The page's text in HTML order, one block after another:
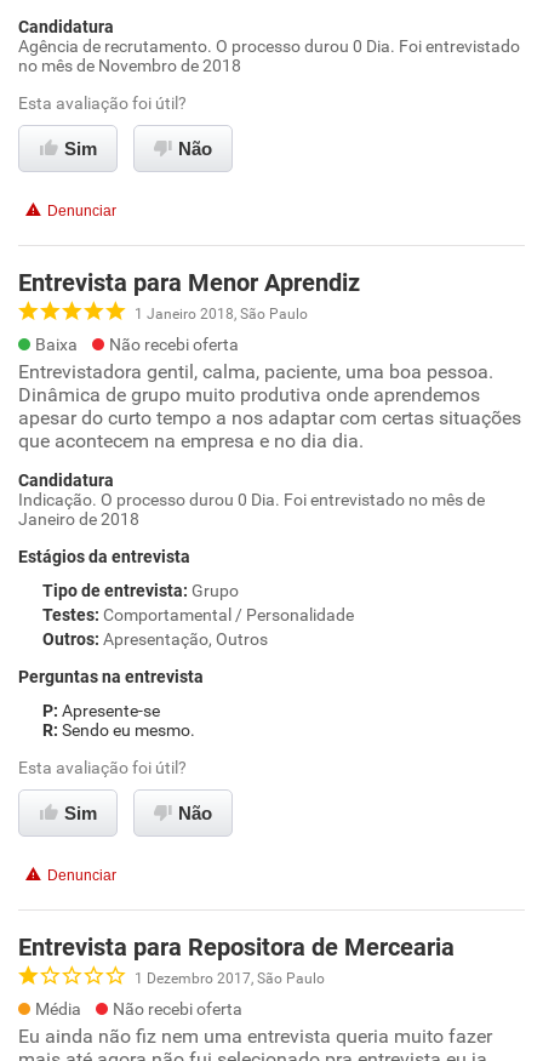
Candidatura
Agência de recrutamento. O processo durou 0 Dia. Foi entrevistado
no mês de Novembro de 2018
Esta avaliação foi útil?
Sim Não
Denunciar
Entrevista para Menor Aprendiz
1 Janeiro 2018, São Paulo
Baixa Não recebi oferta
Entrevistadora gentil, calma, paciente, uma boa pessoa.
Dinâmica de grupo muito produtiva onde aprendemos
apesar do curto tempo a nos adaptar com certas situações
que acontecem na empresa e no dia dia.
Candidatura
Indicação. O processo durou 0 Dia. Foi entrevistado no mês de
Janeiro de 2018
Estágios da entrevista
Tipo de entrevista: Grupo
Testes: Comportamental / Personalidade
Outros: Apresentação, Outros
Perguntas na entrevista
Apresente-se
Sendo eu mesmo.
Esta avaliação foi útil?
Sim Não
Denunciar
Entrevista para Repositora de Mercearia
1 Dezembro 2017, São Paulo
Média Não recebi oferta
Eu ainda não fiz nem uma entrevista queria muito fazer